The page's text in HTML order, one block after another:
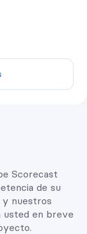
Scorecast
de su
y nuestros
usted en breve